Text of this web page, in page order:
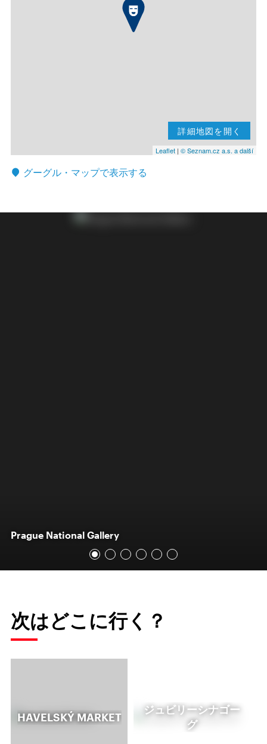
詳細地図を開く
Leaflet | © Seznam.cz a.s. a další
グーグル・マップで表示する
Prague National Gallery
次はどこに行く？
HAVELSKÝ MARKET
ジュビリーシナゴー
グ